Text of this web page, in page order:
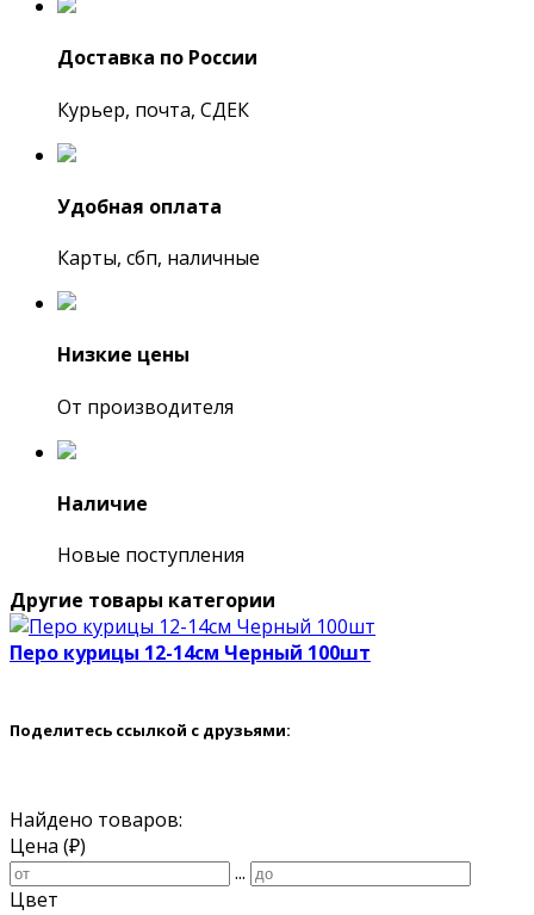
Доставка по России
Курьер, почта, СДЕК
Удобная оплата
Карты, сбп, наличные
Низкие цены
От производителя
Наличие
Новые поступления
Другие товары категории
Перо курицы 12-14см Черный 100шт
Поделитесь ссылкой с друзьями:
Найдено товаров:
Цена (₽)
...
Цвет